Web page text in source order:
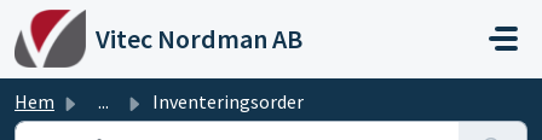
Hoppa över till huvudinnehåll
Vitec Nordman AB
Hem ... Inventeringsorder